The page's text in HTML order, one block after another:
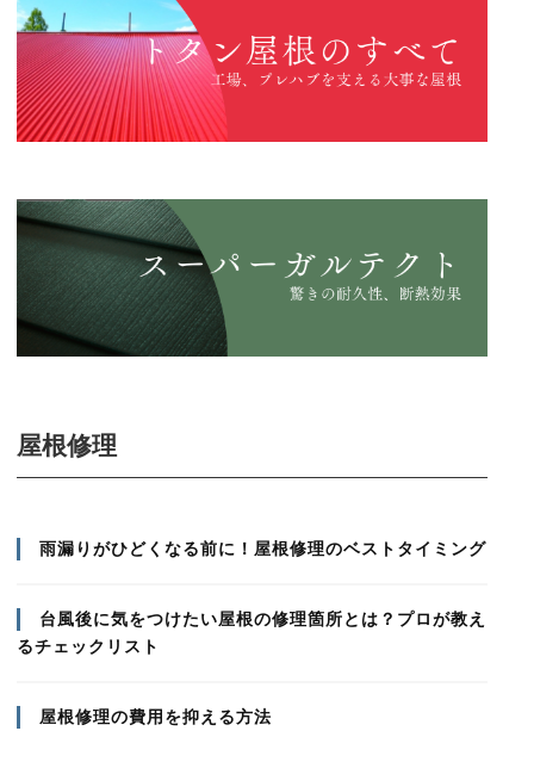
屋根修理
雨漏りがひどくなる前に！屋根修理のベストタイミング
台風後に気をつけたい屋根の修理箇所とは？プロが教え
るチェックリスト
屋根修理の費用を抑える方法